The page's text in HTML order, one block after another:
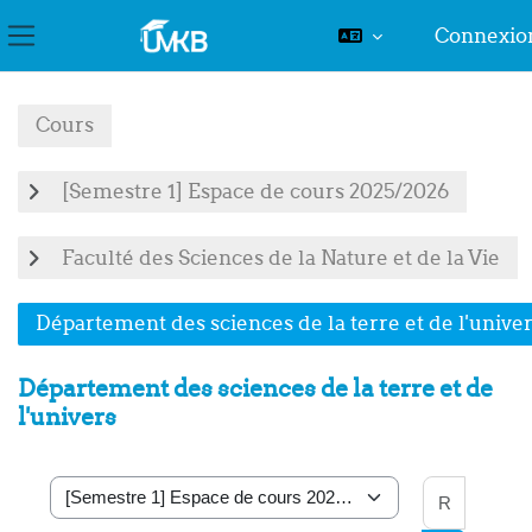
Panneau latéral
Cours
[Semestre 1] Espace de cours 2025/2026
Faculté des Sciences de la Nature et de la Vie
Département des sciences de la terre et de
Département des sciences de la terre et de
l'univers
Catégories de cours